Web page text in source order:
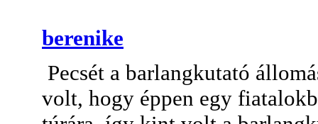
berenike
Pecsét a barlangkutató
volt, hogy éppen egy